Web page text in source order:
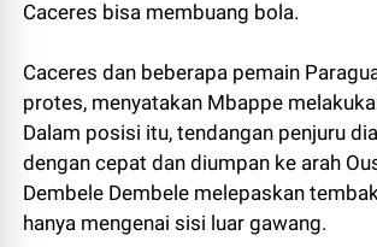
Caceres bisa membuang bola.
Caceres dan beberapa pemain
protes, menyatakan Mbappe
Dalam posisi itu, tendangan penjuru
dengan cepat dan diumpan ke arah
Dembele Dembele melepaskan
hanya mengenai sisi luar gawang.